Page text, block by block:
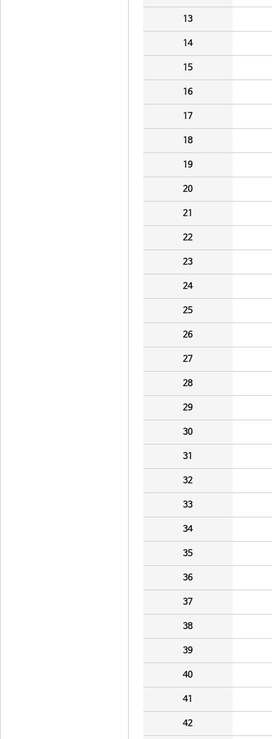
13
14
15
16
17
18
19
20
21
22
23
24
25
26
27
28
29
30
31
32
33
34
35
36
37
38
39
40
41
42